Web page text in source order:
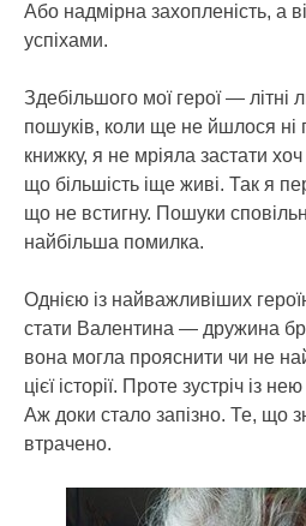
Або надмірна захопленість, а
успіхами.
Здебільшого мої герої — літні
пошуків, коли ще не йшлося ні
книжку, я не мріяла застати
що більшість іще живі. Так я
що не встигну. Пошуки
найбільша помилка.
Однією із найважливіших
стати Валентина — дружина
вона могла прояснити чи не
цієї історії. Проте зустріч із
Аж доки стало запізно. Те, що
втрачено.